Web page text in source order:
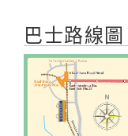
巴士路線圖